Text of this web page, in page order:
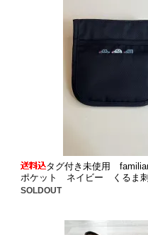
タグ付き未使用
ポケット ネイビー くるま
SOLDOUT